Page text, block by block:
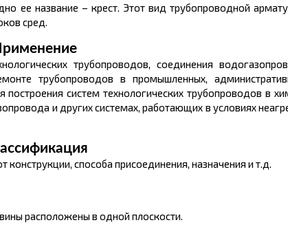
ее название – крест. Этот вид трубопроводной
сред.
трубопроводов, соединения
трубопроводов в промышленных,
систем технологических трубопроводов в
и других системах, работающих в условиях
способа присоединения, назначения и т.д.
расположены в одной плоскости.